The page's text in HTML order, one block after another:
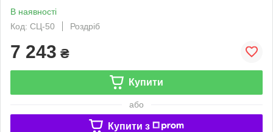
В наявності
Код: СЦ-50
Роздріб
7 243 ₴
Купити
або
Купити з